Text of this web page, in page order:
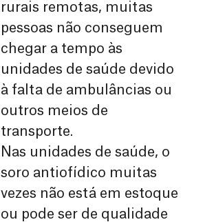
rurais remotas, muitas
pessoas não conseguem
chegar a tempo às
unidades de saúde devido
à falta de ambulâncias ou
outros meios de
transporte.
Nas unidades de saúde, o
soro antiofídico muitas
vezes não está em estoque
ou pode ser de qualidade